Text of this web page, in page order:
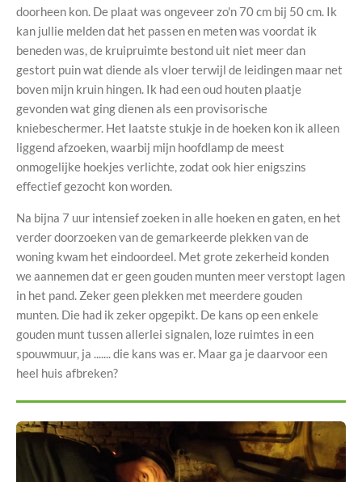
doorheen kon. De plaat was ongeveer zo'n 70 cm bij 50 cm. Ik
kan jullie melden dat het passen en meten was voordat ik
beneden was, de kruipruimte bestond uit niet meer dan
gestort puin wat diende als vloer terwijl de leidingen maar net
boven mijn kruin hingen. Ik had een oud houten plaatje
gevonden wat ging dienen als een provisorische
kniebeschermer. Het laatste stukje in de hoeken kon ik alleen
liggend afzoeken, waarbij mijn hoofdlamp de meest
onmogelijke hoekjes verlichte, zodat ook hier enigszins
effectief gezocht kon worden.
Na bijna 7 uur intensief zoeken in alle hoeken en gaten, en het
verder doorzoeken van de gemarkeerde plekken van de
woning kwam het eindoordeel. Met grote zekerheid konden
we aannemen dat er geen gouden munten meer verstopt lagen
in het pand. Zeker geen plekken met meerdere gouden
munten. Die had ik zeker opgepikt. De kans op een enkele
gouden munt tussen allerlei signalen, loze ruimtes in een
spouwmuur, ja ....... die kans was er. Maar ga je daarvoor een
heel huis afbreken?